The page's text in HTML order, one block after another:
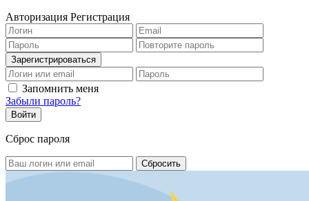
Авторизация Регистрация
Запомнить меня
Забыли пароль?
Сброс пароля